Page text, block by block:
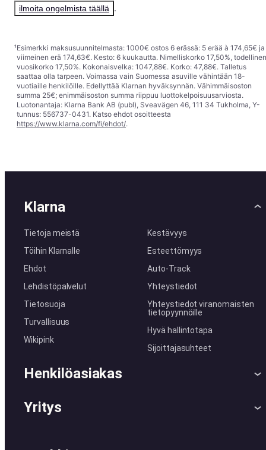
ilmoita ongelmista täällä .
¹Esimerkki maksusuunnitelmasta: 1000€ ostos 6 erässä: 5 erää à 174,65€ ja
viimeinen erä 174,63€. Kesto: 6 kuukautta. Nimelliskorko 17,50%, todellinen
vuosikorko 17,50%. Kokonaisvelka: 1047,88€. Korko: 47,88€. Talletus
saattaa olla tarpeen. Voimassa vain Suomessa asuville vähintään 18-
vuotiaille henkilöille. Edellyttää Klarnan hyväksynnän. Vähimmäisoston
summa 25€; enimmäisoston summa riippuu luottokelpoisuusarviosta.
Luotonantaja: Klarna Bank AB (publ), Sveavägen 46, 111 34 Tukholma, Y-
tunnus: 556737-0431. Katso ehdot osoitteesta
https://www.klarna.com/fi/ehdot/.
Klarna
Tietoja meistä
Töihin Klarnalle
Ehdot
Lehdistöpalvelut
Tietosuoja
Turvallisuus
Wikipink
Kestävyys
Esteettömyys
Auto-Track
Yhteystiedot
Yhteystiedot viranomaisten
tietopyynnöille
Hyvä hallintotapa
Sijoittajasuhteet
Henkilöasiakas
Ohje
Kirjaudu sisään
Yritys